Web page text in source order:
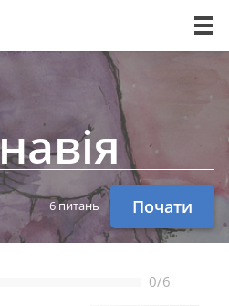
6 питань Почати
0/6